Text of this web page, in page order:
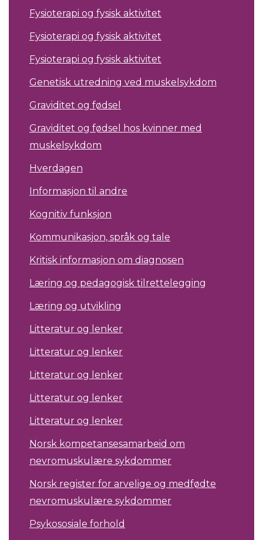
Fysioterapi og fysisk aktivitet
Fysioterapi og fysisk aktivitet
Fysioterapi og fysisk aktivitet
Genetisk utredning ved muskelsykdom
Graviditet og fødsel
Graviditet og fødsel hos kvinner med
muskelsykdom
Hverdagen
Informasjon til andre
Kognitiv funksjon
Kommunikasjon, språk og tale
Kritisk informasjon om diagnosen
Læring og pedagogisk tilrettelegging
Læring og utvikling
Litteratur og lenker
Litteratur og lenker
Litteratur og lenker
Litteratur og lenker
Litteratur og lenker
Norsk kompetansesamarbeid om
nevromuskulære sykdommer
Norsk register for arvelige og medfødte
nevromuskulære sykdommer
Psykososiale forhold